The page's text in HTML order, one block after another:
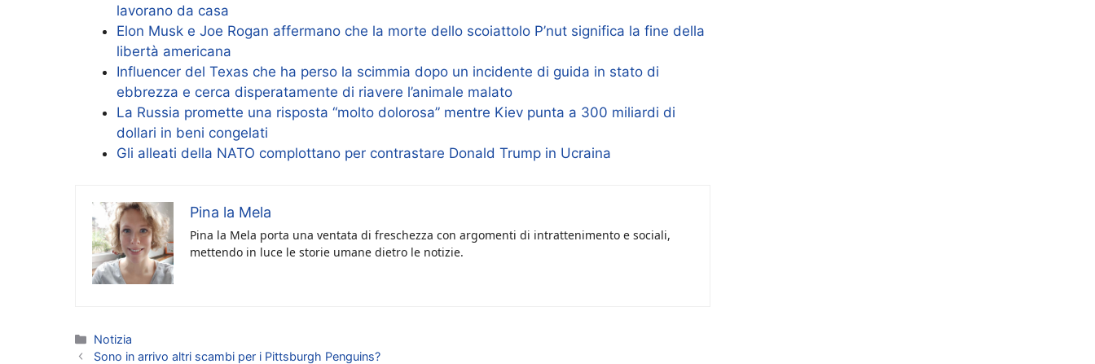
lavorano da casa
Elon Musk e Joe Rogan affermano che la morte dello scoiattolo P’nut significa la fine della
libertà americana
Influencer del Texas che ha perso la scimmia dopo un incidente di guida in stato di
ebbrezza e cerca disperatamente di riavere l’animale malato
La Russia promette una risposta “molto dolorosa” mentre Kiev punta a 300 miliardi di
dollari in beni congelati
Gli alleati della NATO complottano per contrastare Donald Trump in Ucraina
Pina la Mela
Pina la Mela porta una ventata di freschezza con argomenti di intrattenimento e sociali,
mettendo in luce le storie umane dietro le notizie.
Categorie
Notizia
Sono in arrivo altri scambi per i Pittsburgh Penguins?